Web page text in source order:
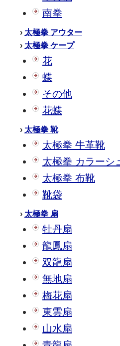
南拳
› 太極拳 アウター
› 太極拳 ケープ
花
蝶
その他
花蝶
› 太極拳 靴
太極拳 牛革靴
太極拳 カラーシ
太極拳 布靴
靴袋
› 太極拳 扇
牡丹扇
龍鳳扇
双龍扇
無地扇
梅花扇
東雲扇
山水扇